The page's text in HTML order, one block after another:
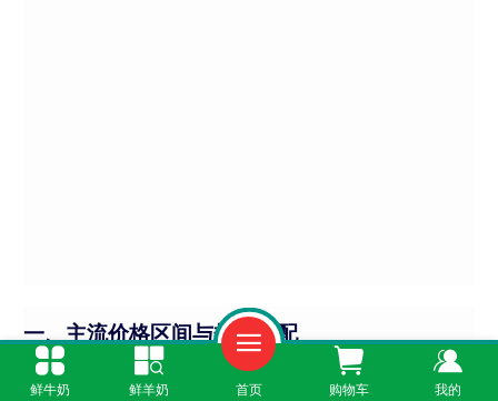
一、主流价格区间与规格匹配
根据中国乳制品工业协会2025年第二季度监测数
鲜牛奶 鲜羊奶 首页 购物车 我的